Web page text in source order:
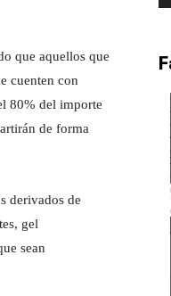
que aquellos que
cuenten con
80% del importe
de forma
derivados de
gel
sean